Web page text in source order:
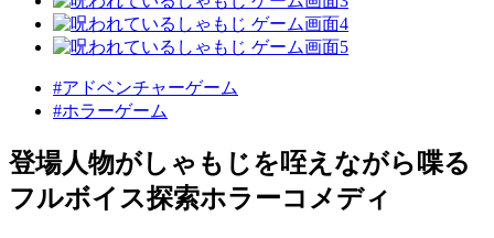
#アドベンチャーゲーム
#ホラーゲーム
登場人物がしゃもじを咥えながら喋る
フルボイス探索ホラーコメディ